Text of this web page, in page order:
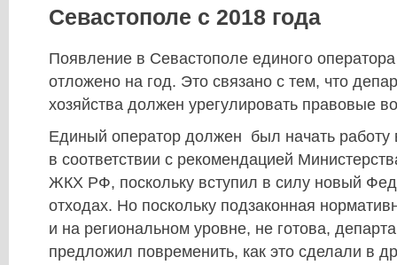
Севастополе с 2018 года
Появление в Севастополе единого
отложено на год. Это связано с тем, что
хозяйства должен урегулировать правовые
Единый оператор должен был начать работу
в соответствии с рекомендацией
ЖКХ РФ, поскольку вступил в силу новый
отходах. Но поскольку подзаконная
и на региональном уровне, не готова,
предложил повременить, как это сделали в